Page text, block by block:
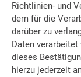
Richtlinien- und
dem für die
darüber zu
Daten
dieses
hierzu jederzeit